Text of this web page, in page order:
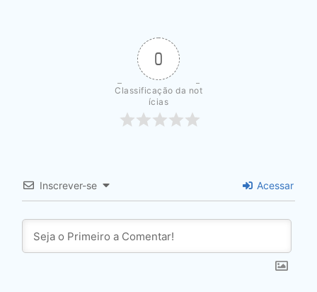
0
Classificação da not
ícias
Inscrever-se Acessar